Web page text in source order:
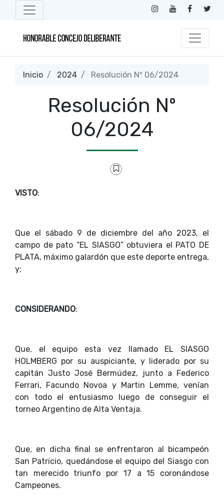
Inicio 2024 Resolución Nº 06/2024
Resolución Nº
06/2024
VISTO:
Que el sábado 9 de diciembre del año 2023, el
campo de pato “EL SIASGO” obtuviera el PATO DE
PLATA, máximo galardón que este deporte entrega,
y;
CONSIDERANDO:
Que, el equipo esta vez llamado EL SIASGO
HOLMBERG por su auspiciante, y liderado por su
capitán Justo José Bermúdez, junto a Federico
Ferrari, Facundo Novoa y Martin Lemme, venían
con todo el entusiasmo luego de conseguir el
torneo Argentino de Alta Ventaja.
Que, en dicha final se enfrentaron al bicampeón
San Patricio, quedándose el equipo del Siasgo con
tan merecido triunfo por 17 a 15 coronándose
Campeones.